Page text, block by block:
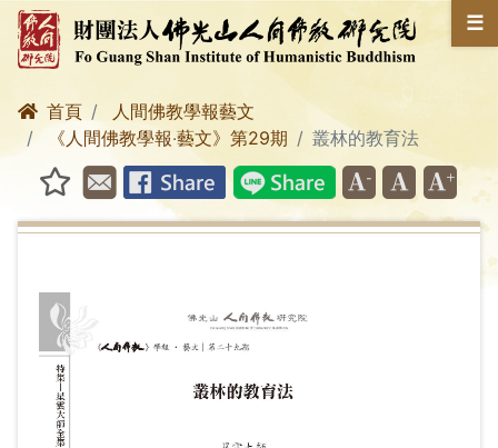
☰
首頁
人間佛教學報藝文
《人間佛教學報‧藝文》第29期
叢林的教育法